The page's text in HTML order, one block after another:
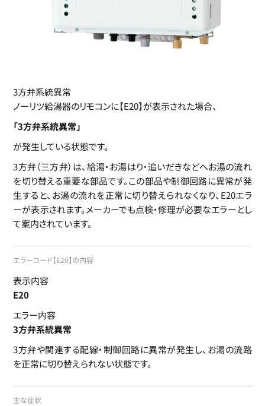
3方弁系統異常
ノーリツ給湯器のリモコンに【E20】が表示された場合、
「3方弁系統異常」
が発生している状態です。
3方弁（三方弁）は、給湯・お湯はり・追いだきなどへお湯の流れ
を切り替える重要な部品です。この部品や制御回路に異常が発
生すると、お湯の流れを正常に切り替えられなくなり、E20エラ
ーが表示されます。メーカーでも点検・修理が必要なエラーとし
て案内されています。
エラーコード【E20】の内容
表示内容
E20
エラー内容
3方弁系統異常
3方弁や関連する配線・制御回路に異常が発生し、お湯の流路
を正常に切り替えられない状態です。
主な症状